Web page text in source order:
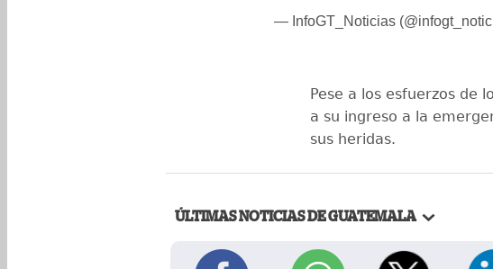
— InfoGT_Noticias
Pese a los esfuerzos de
a su ingreso a la
sus heridas.
ÚLTIMAS NOTICIAS DE GUATEMALA